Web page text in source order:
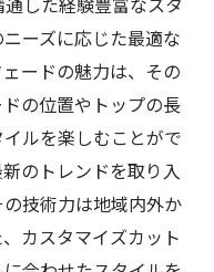
ーズに応じた最適な
ードの魅力は、その
の位置やトップの長
ルを楽しむことがで
のトレンドを取り入
技術力は地域内外か
カスタマイズカット